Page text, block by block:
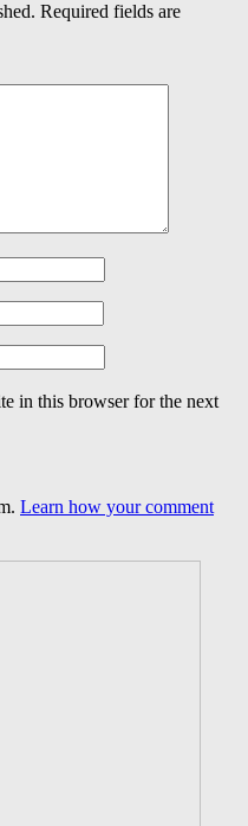
Required fields are
in this browser for the next
Learn how your comment